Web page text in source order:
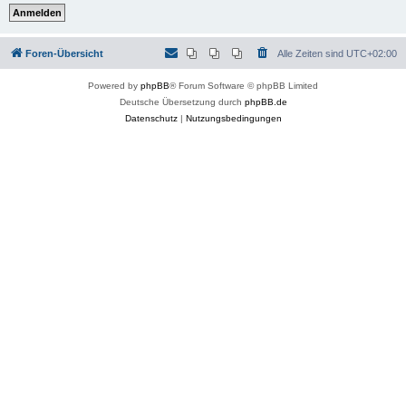
Foren-Übersicht Alle Zeiten sind UTC+02:00
Powered by phpBB® Forum Software © phpBB Limited
Deutsche Übersetzung durch phpBB.de
Datenschutz| Nutzungsbedingungen